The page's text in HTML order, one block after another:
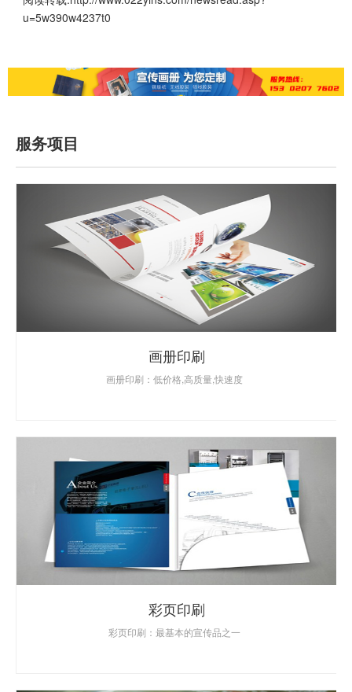
u=5w390w4237t0
服务项目
画册印刷
画册印刷：低价格,高质量,快速度
彩页印刷
彩页印刷：最基本的宣传品之一